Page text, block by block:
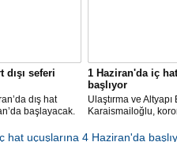
dışı seferi
dış hat
başlayacak.
1 Haziran'da iç
başlıyor
Ulaştırma ve Altyapı
Karaismailoğlu,
seferlerinin, 1
hat uçuşlarına 4 Haziran'da